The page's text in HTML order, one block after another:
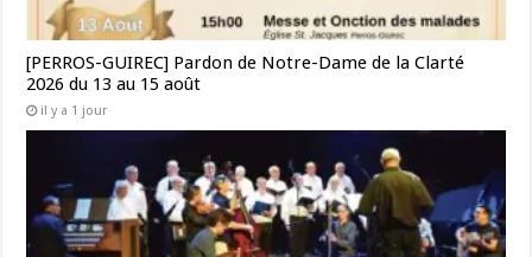
[PERROS-GUIREC] Pardon de Notre-Dame de la Clarté
2026 du 13 au 15 août
il y a 1 jour